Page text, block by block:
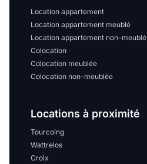
Location appartement
Location appartement meublé
Location appartement non-meublé
Colocation
Colocation meublée
Colocation non-meublée
Locations à proximité
Tourcoing
Wattrelos
Croix